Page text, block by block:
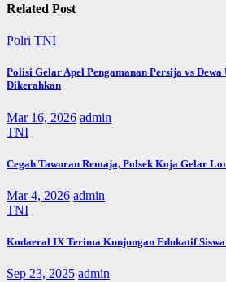
Related Post
Polri TNI
Polisi Gelar Apel Pengamanan Persija vs
Dikerahkan
Mar 16, 2026 admin
TNI
Cegah Tawuran Remaja, Polsek Koja Gelar
Mar 4, 2026 admin
TNI
Kodaeral IX Terima Kunjungan Edukatif
Sep 23, 2025 admin